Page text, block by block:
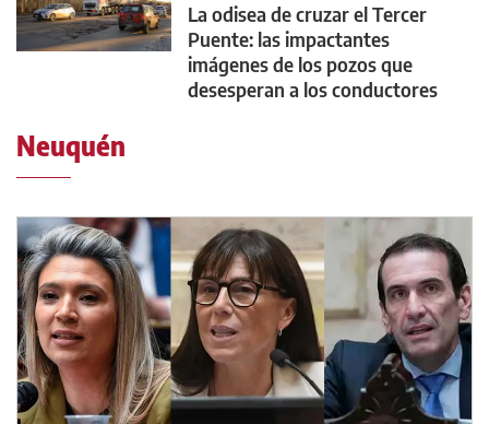
La odisea de cruzar el Tercer
Puente: las impactantes
imágenes de los pozos que
desesperan a los conductores
Neuquén